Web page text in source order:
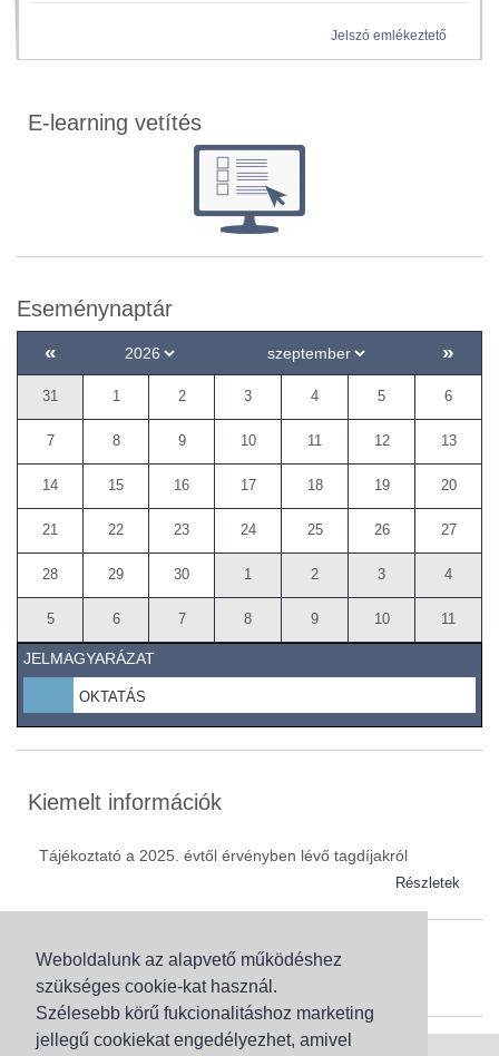
Weboldalunk az alapvető működéshez
szükséges cookie-kat használ.
Szélesebb körű fukcionalitáshoz marketing
jellegű cookiekat engedélyezhet, amivel
Jelszó emlékeztető
E-learning vetítés
Eseménynaptár
« »
31 1 2 3 4 5 6
7 8 9 10 11 12 13
14 15 16 17 18 19 20
21 22 23 24 25 26 27
28 29 30 1 2 3 4
5 6 7 8 9 10 11
JELMAGYARÁZAT
OKTATÁS
Kiemelt információk
Tájékoztató a 2025. évtől érvényben lévő tagdíjakról
Részletek
Szaknévsor
Szaknévsorunk folyamatosan bővül.
Baranya (62)